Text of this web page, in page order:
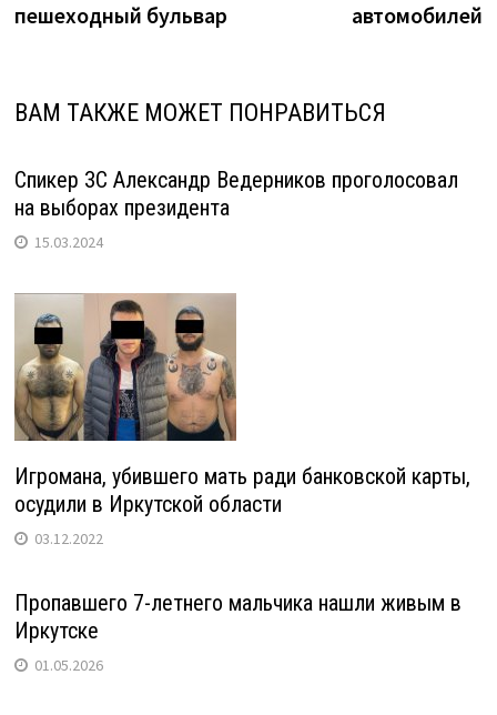
пешеходный бульвар
автомобилей
ВАМ ТАКЖЕ МОЖЕТ ПОНРАВИТЬСЯ
Спикер ЗС Александр Ведерников проголосовал
на выборах президента
15.03.2024
Игромана, убившего мать ради банковской карты,
осудили в Иркутской области
03.12.2022
Пропавшего 7-летнего мальчика нашли живым в
Иркутске
01.05.2026